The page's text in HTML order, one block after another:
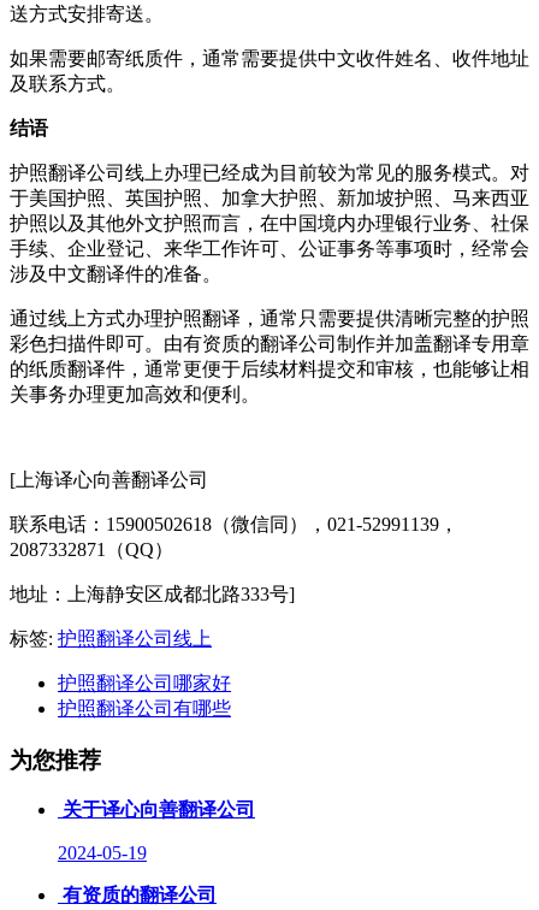
送方式安排寄送。
如果需要邮寄纸质件，通常需要提供中文收件姓名、收件地址
及联系方式。
结语
护照翻译公司线上办理已经成为目前较为常见的服务模式。对
于美国护照、英国护照、加拿大护照、新加坡护照、马来西亚
护照以及其他外文护照而言，在中国境内办理银行业务、社保
手续、企业登记、来华工作许可、公证事务等事项时，经常会
涉及中文翻译件的准备。
通过线上方式办理护照翻译，通常只需要提供清晰完整的护照
彩色扫描件即可。由有资质的翻译公司制作并加盖翻译专用章
的纸质翻译件，通常更便于后续材料提交和审核，也能够让相
关事务办理更加高效和便利。
[上海译心向善翻译公司
联系电话：15900502618（微信同），021-52991139，
2087332871（QQ）
地址：上海静安区成都北路333号]
标签: 护照翻译公司线上
护照翻译公司哪家好
护照翻译公司有哪些
为您推荐
关于译心向善翻译公司
2024-05-19
有资质的翻译公司